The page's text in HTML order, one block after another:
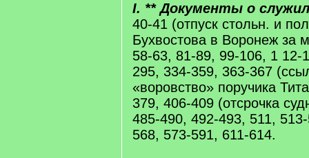
I. ** Документы о
40-41 (отпуск стольн. и
Бухвостова в Воронеж за
58-63, 81-89, 99-106, 1 12-
295, 334-359, 363-367
«воровство» поручика
379, 406-409 (отсрочка
485-490, 492-493, 511,
568, 573-591, 611-614.